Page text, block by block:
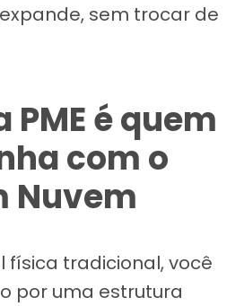
sem trocar de
PME é quem
com o
Nuvem
física tradicional, você
por uma estrutura